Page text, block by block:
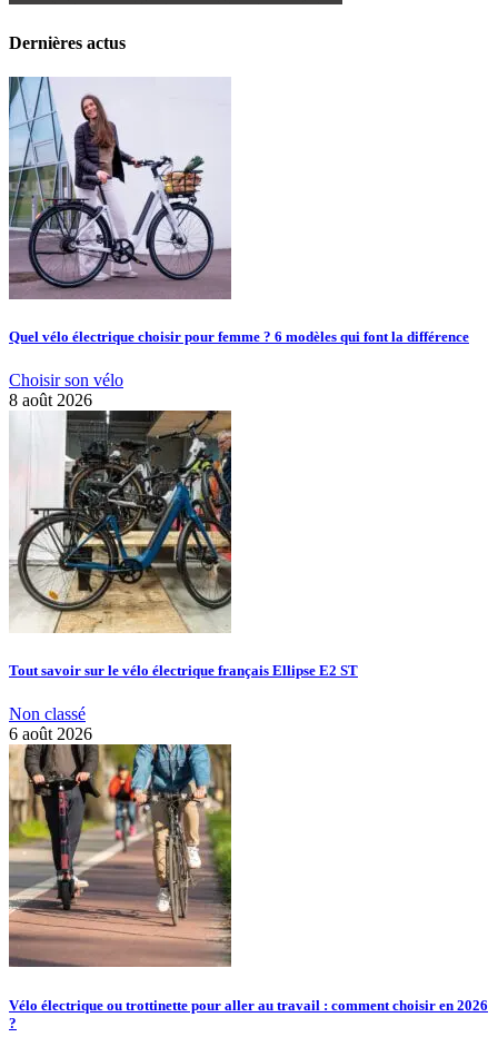
Dernières actus
Quel vélo électrique choisir pour femme ? 6 modèles qui font la différence
Choisir son vélo
8 août 2026
Tout savoir sur le vélo électrique français Ellipse E2 ST
Non classé
6 août 2026
Vélo électrique ou trottinette pour aller au travail : comment choisir en 2026
?